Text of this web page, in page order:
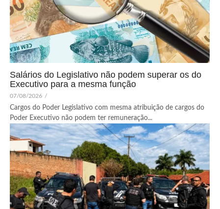
Salários do Legislativo não podem superar os do
Executivo para a mesma função
07/08/2026 /
Cargos do Poder Legislativo com mesma atribuição de cargos do
Poder Executivo não podem ter remuneração...